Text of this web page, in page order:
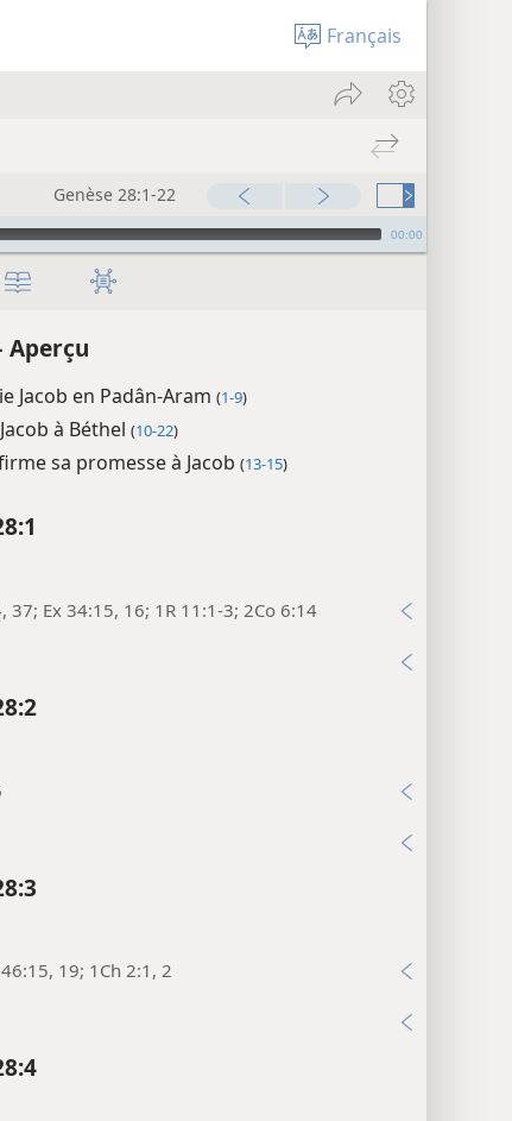
Français
Genèse 28:1-22
00:00
Aperçu
Jacob en Padân-Aram (1-9)
à Béthel (10-22)
sa promesse à Jacob (13-15)
37; Ex 34:15, 16; 1R 11:1-3; 2Co 6:14
19; 1Ch 2:1, 2